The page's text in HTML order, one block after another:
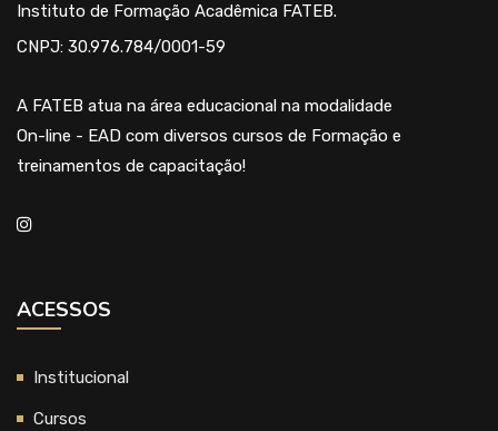
Instituto de Formação Acadêmica FATEB.
CNPJ: 30.976.784/0001-59
A FATEB atua na área educacional na modalidade
On-line - EAD com diversos cursos de Formação e
treinamentos de capacitação!
ACESSOS
Institucional
Cursos